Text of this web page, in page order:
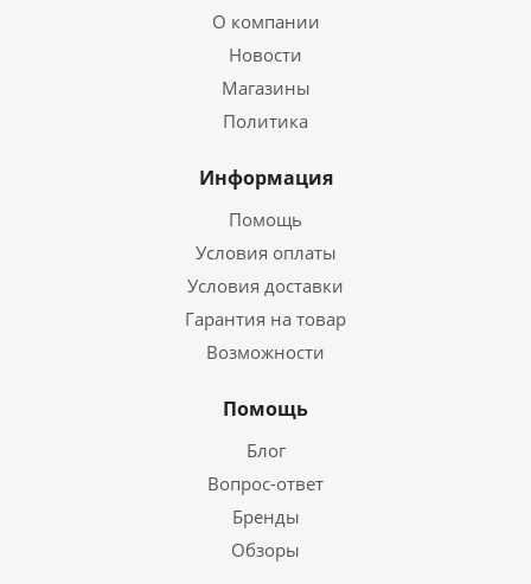
О компании
Новости
Магазины
Политика
Информация
Помощь
Условия оплаты
Условия доставки
Гарантия на товар
Возможности
Помощь
Блог
Вопрос-ответ
Бренды
Обзоры